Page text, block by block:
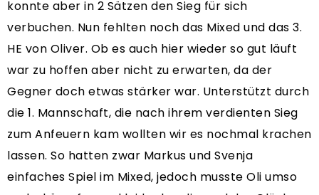
konnte aber in 2 Sätzen den Sieg für sich
verbuchen. Nun fehlten noch das Mixed und das 3.
HE von Oliver. Ob es auch hier wieder so gut läuft
war zu hoffen aber nicht zu erwarten, da der
Gegner doch etwas stärker war. Unterstützt durch
die 1. Mannschaft, die nach ihrem verdienten Sieg
zum Anfeuern kam wollten wir es nochmal krachen
lassen. So hatten zwar Markus und Svenja
einfaches Spiel im Mixed, jedoch musste Oli umso